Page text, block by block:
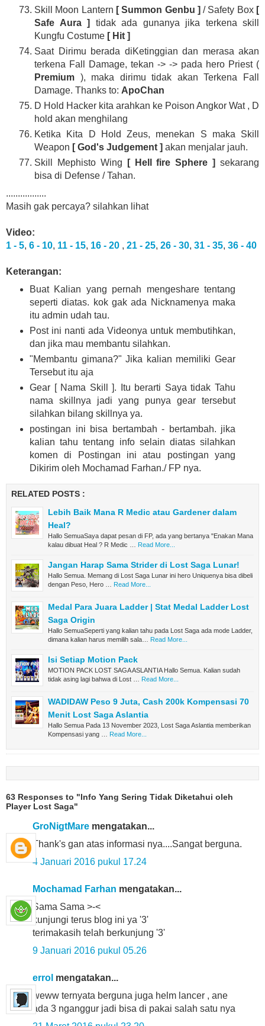
Skill Moon Lantern [ Summon Genbu ] / Safety Box [
Safe Aura ]
tidak ada gunanya jika terkena skill
Kungfu Costume [ Hit ]
Saat Dirimu berada diKetinggian dan merasa akan
terkena Fall Damage, tekan -> -> pada hero Priest (
Premium ), maka dirimu tidak akan Terkena Fall
Damage. Thanks to: ApoChan
D Hold Hacker kita arahkan ke Poison Angkor Wat , D
hold akan menghilang
Ketika Kita D Hold Zeus, menekan S maka Skill
Weapon [ God's Judgement ] akan menjalar jauh.
Skill Mephisto Wing
[ Hell fire Sphere ] sekarang
bisa di Defense / Tahan.
.................
Masih gak percaya? silahkan lihat
Video:
1 - 5, 6 - 10, 11 - 15, 16 - 20 , 21 - 25, 26 - 30, 31 - 35, 36 - 40
Keterangan:
Buat Kalian yang pernah mengeshare tentang
seperti diatas. kok gak ada Nicknamenya maka
itu admin udah tau.
Post ini nanti ada Videonya untuk membutihkan,
dan jika mau membantu silahkan.
"Membantu gimana?" Jika kalian memiliki Gear
Tersebut itu aja
Gear [ Nama Skill ]. Itu berarti Saya tidak Tahu
nama skillnya jadi yang punya gear tersebut
silahkan bilang skillnya ya.
postingan ini bisa bertambah - bertambah. jika
kalian tahu tentang info selain diatas silahkan
komen di Postingan ini atau postingan yang
Dikirim oleh Mochamad Farhan./ FP nya.
RELATED POSTS :
Lebih Baik Mana R Medic atau Gardener dalam
Heal?
Hallo SemuaSaya dapat pesan di FP, ada yang bertanya "Enakan Mana
kalau dibuat Heal ? R Medic …
Read More...
Jangan Harap Sama Strider di Lost Saga Lunar!
Hallo Semua. Memang di Lost Saga Lunar ini hero Uniquenya bisa dibeli
dengan Peso, Hero …
Read More...
Medal Para Juara Ladder | Stat Medal Ladder Lost
Saga Origin
Hallo SemuaSeperti yang kalian tahu pada Lost Saga ada mode Ladder,
dimana kalian harus memilih sala…
Read More...
Isi Setiap Motion Pack
MOTION PACK LOST SAGA ASLANTIA Hallo Semua. Kalian sudah
tidak asing lagi bahwa di Lost …
Read More...
WADIDAW Peso 9 Juta, Cash 200k Kompensasi 70
Menit Lost Saga Aslantia
Hallo Semua Pada 13 November 2023, Lost Saga Aslantia memberikan
Kompensasi yang …
Read More...
63 Responses to "Info Yang Sering Tidak Diketahui oleh
Player Lost Saga"
GroNigtMare mengatakan...
Thank's gan atas informasi nya....Sangat berguna.
4 Januari 2016 pukul 17.24
Mochamad Farhan mengatakan...
Sama Sama >-<
kunjungi terus blog ini ya '3'
terimakasih telah berkunjung '3'
9 Januari 2016 pukul 05.26
errol mengatakan...
weww ternyata berguna juga helm lancer , ane
ada 3 nganggur jadi bisa di pakai salah satu nya